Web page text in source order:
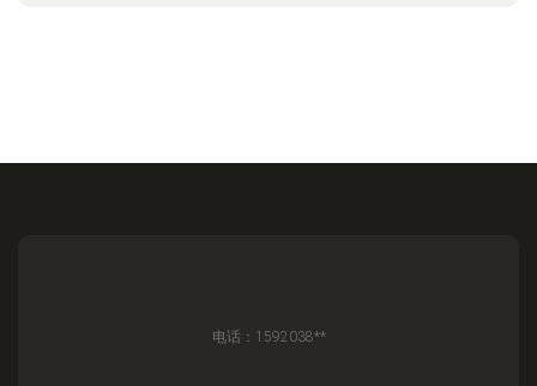
电话：1592038**